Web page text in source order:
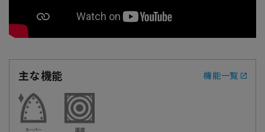
主な機能 機能一覧